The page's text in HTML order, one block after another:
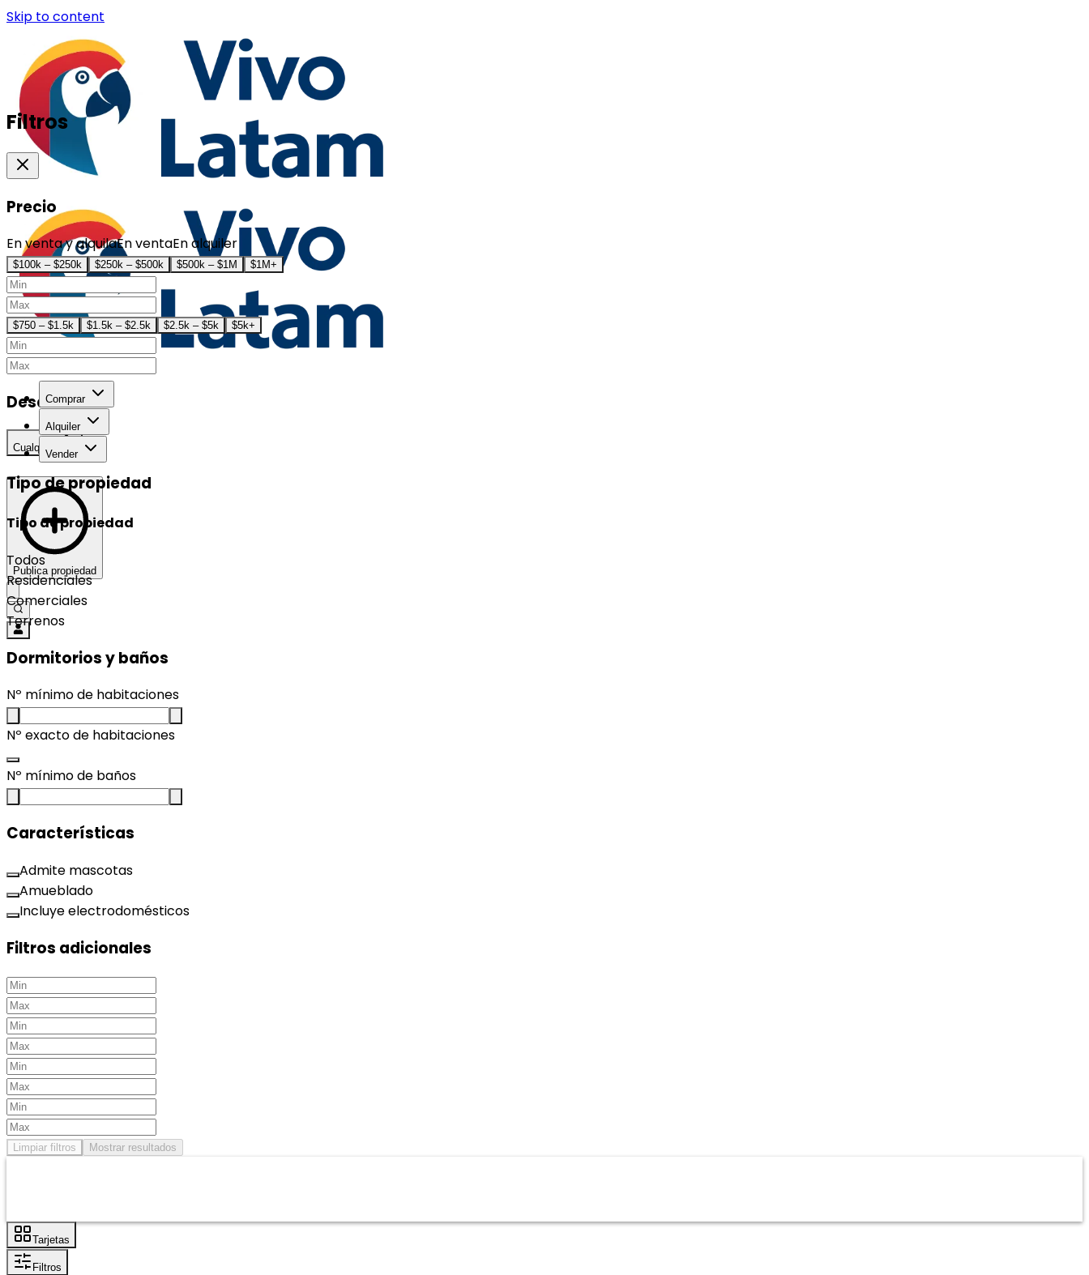
Skip to content
Comprar
Alquiler
Vender
Publica propiedad
Filtros
Precio
En venta y alquilaEn ventaEn alquiler
$100k – $250k $250k – $500k $500k – $1M $1M+
$750 – $1.5k $1.5k – $2.5k $2.5k – $5k $5k+
Desarrollo
Cualquier
Tipo de propiedad
Tipo de propiedad
Todos
Residenciales
Comerciales
Terrenos
Dormitorios y baños
Nº mínimo de habitaciones
Nº exacto de habitaciones
Nº mínimo de baños
Características
Admite mascotas
Amueblado
Incluye electrodomésticos
Filtros adicionales
Limpiar filtros Mostrar resultados
Tarjetas
Filtros